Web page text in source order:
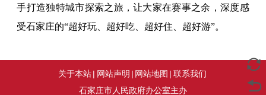
手打造独特城市探索之旅，让大家在赛事之余，深度感
受石家庄的“超好玩、超好吃、超好住、超好游”。
关于本站| 网站声明 | 网站地图 | 联系我们
石家庄市人民政府办公室主办